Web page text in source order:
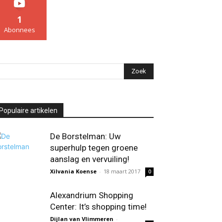
1
Abonnees
artikelen
De Borstelman: Uw
superhulp tegen groene
aanslag en vervuiling!
Xilvania Koense - 18 maart 2017 0
Alexandrium Shopping
Center: It’s shopping time!
Dijlan van Vlimmeren -